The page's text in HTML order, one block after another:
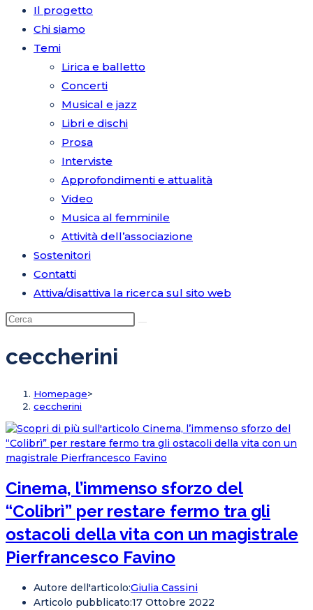
Il progetto
Chi siamo
Temi
Lirica e balletto
Concerti
Musical e jazz
Libri e dischi
Prosa
Interviste
Approfondimenti e attualità
Video
Musica al femminile
Attività dell’associazione
Sostenitori
Contatti
Attiva/disattiva la ricerca sul sito web
ceccherini
Homepage>
ceccherini
Cinema, l’immenso sforzo del
“Colibrì” per restare fermo tra gli
ostacoli della vita con un magistrale
Pierfrancesco Favino
Autore dell'articolo:Giulia Cassini
Articolo pubblicato:17 Ottobre 2022